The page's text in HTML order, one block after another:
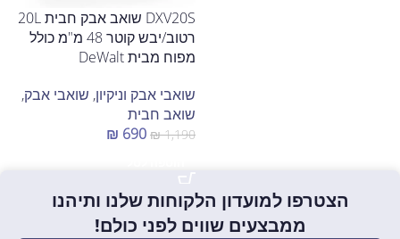
DXV20S שואב אבק חבית 20L
רטוב/יבש קוטר 48 מ"מ כולל
מפוח מבית DeWalt
שואבי אבק וניקיון, שואבי אבק,
שואב חבית
₪1,190
₪ 690
הצטרפו למועדון הלקוחות שלנו ותיהנו
ממבצעים שווים לפני כולם!